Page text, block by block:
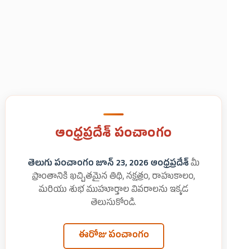
ఆంధ్రప్రదేశ్ పంచాంగం
తెలుగు పంచాంగం జూన్ 23, 2026 ఆంధ్రప్రదేశ్మీ
ప్రాంతానికి ఖచ్చితమైన తిథి, నక్షత్రం, రాహుకాలం,
మరియు శుభ ముహూర్తాల వివరాలను ఇక్కడ
తెలుసుకోండి.
ఈరోజు పంచాంగం